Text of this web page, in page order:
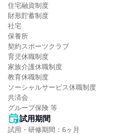
住宅融資制度
財形貯蓄制度
社宅
保養所
契約スポーツクラブ
育児休職制度
家族介護休職制度
教育休職制度
ソーシャルサービス休職制度
共済会
グループ保険 等
試用期間
試用・研修期間：6ヶ月